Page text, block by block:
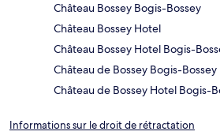
Château Bossey Bogis-Bossey
Château Bossey Hotel
Château Bossey Hotel Bogis-
Château de Bossey Bogis-Bossey
Château de Bossey Hotel Bogis-
Informations sur le droit de rétractation